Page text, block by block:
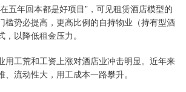
五年回本都是好项目”，可见租赁酒店模型的
槛势必提高，更高比例的自持物业（持有型酒
以降低租金压力。
用工荒和工资上涨对酒店业冲击明显。近年来
流动性大，用工成本一路攀升。